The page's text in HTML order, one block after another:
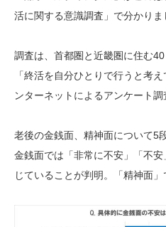
活に関する意識調査」で分かりま
調査は、首都圏と近畿圏に住む40
「終活を自分ひとりで行うと考
ンターネットによるアンケート調
老後の金銭面、精神面について5
金銭面では「非常に不安」「不
じていることが判明。「精神面